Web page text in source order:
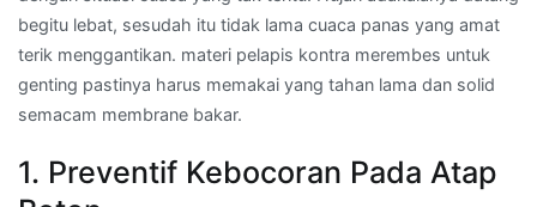
begitu lebat, sesudah itu tidak lama cuaca panas yang amat
terik menggantikan. materi pelapis kontra merembes untuk
genting pastinya harus memakai yang tahan lama dan solid
semacam membrane bakar.
1. Preventif Kebocoran Pada Atap